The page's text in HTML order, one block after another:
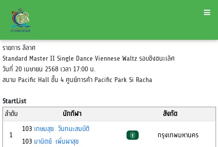
รายการ ลีลาศ
Standard Master II Single Dance Viennese Waltz รอบชิงชนะเลิศ
วันที่ 20 เมษายน 2568 เวลา 17:00 น.
สนาม Pacific Hall ชั้น 4 ศูนย์การค้า Pacific Park Si Racha
StartList
ลำดับ
นักกีฬา สังกัด
1
103 เกษมสุข วันทนะสมบัติ
103 มานิตย์ เพิ่มผาสุข
กรุงเทพมหานคร